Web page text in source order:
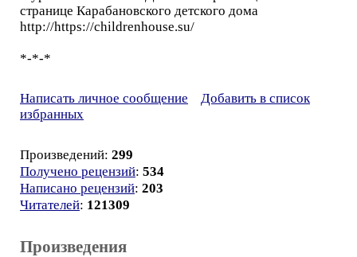
странице Карабановского детского дома
http://https://childrenhouse.su/
*-*-*
Написать личное сообщение
Добавить в список
избранных
Произведений: 299
Получено рецензий: 534
Написано рецензий: 203
Читателей: 121309
Произведения